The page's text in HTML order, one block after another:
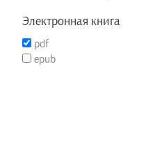
Электронная книга
pdf
epub